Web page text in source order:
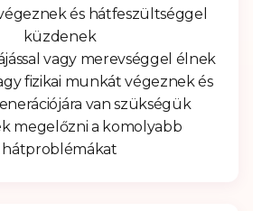
és hátfeszültséggel
küzdenek
vagy merevséggel élnek
fizikai munkát végeznek és
van szükségük
megelőzni a komolyabb
hátproblémákat